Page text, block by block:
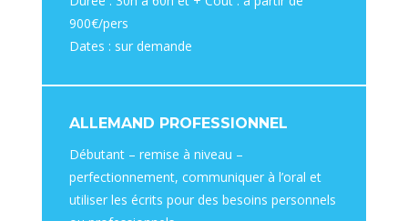
900€/pers
Dates : sur demande
ALLEMAND PROFESSIONNEL
Débutant – remise à niveau –
perfectionnement, communiquer à l’oral et
utiliser les écrits pour des besoins personnels